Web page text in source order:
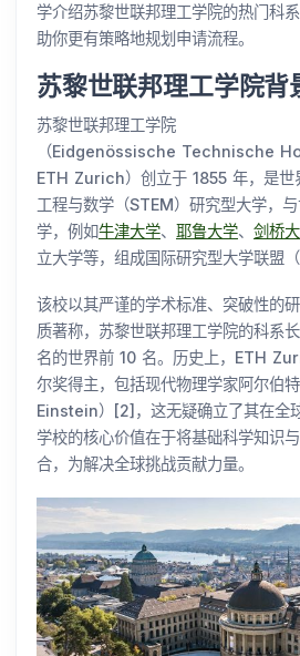
学介绍苏黎世联邦理工学院的热门科
助你更有策略地规划申请流程。
苏黎世联邦理工学院背
苏黎世联邦理工学院
（Eidgenössische Technische
ETH Zurich）创立于 1855 年，是世
工程与数学（STEM）研究型大学，
学，例如牛津大学、 耶鲁大学、 剑桥
立大学等，组成国际研究型大学联盟
该校以其严谨的学术标准、突破性的
质著称，苏黎世联邦理工学院的科系
名的世界前 10 名。历史上，ETH
尔奖得主，包括现代物理学家阿尔伯
Einstein）[2]，这无疑确立了其在全
学校的核心价值在于将基础科学知识
合，为解决全球挑战贡献力量。